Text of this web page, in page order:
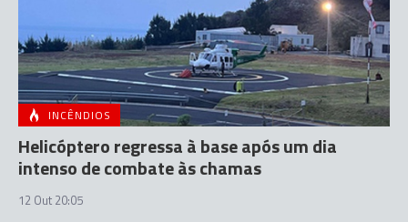
INCÊNDIOS
Helicóptero regressa à base após um dia
intenso de combate às chamas
12 Out 20:05